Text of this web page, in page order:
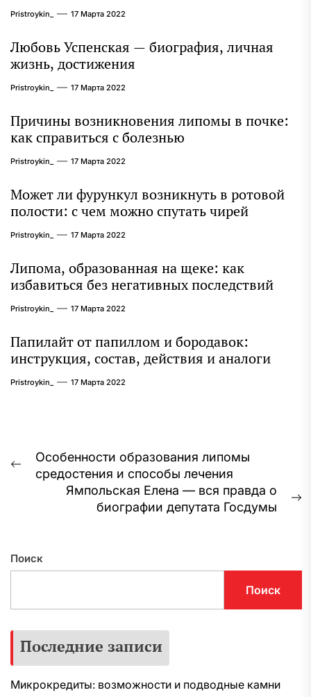
выдающиеся достижения, известность и
интересные факты из личной жизни!
Pristroykin_ 17 Марта 2022
Любовь Успенская — биография, личная
жизнь, достижения
Pristroykin_ 17 Марта 2022
Причины возникновения липомы в почке:
как справиться с болезнью
Pristroykin_ 17 Марта 2022
Может ли фурункул возникнуть в ротовой
полости: с чем можно спутать чирей
Pristroykin_ 17 Марта 2022
Липома, образованная на щеке: как
избавиться без негативных последствий
Pristroykin_ 17 Марта 2022
Папилайт от папиллом и бородавок:
инструкция, состав, действия и аналоги
Pristroykin_ 17 Марта 2022
Навигация
Предыдущая
Особенности образования липомы
средостения и способы лечения
Ямпольская Елена — вся правда о
биографии депутата Госдумы
Поиск
Поиск
Последние записи
Микрокредиты: возможности и подводные камни